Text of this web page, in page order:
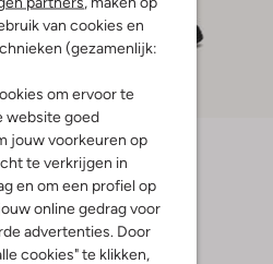
van cookies en
(gezamenlijk:
om ervoor te
website goed
jouw voorkeuren op
te verkrijgen in
en om een profiel op
online gedrag voor
advertenties. Door
cookies" te klikken,
-70%
Omoda
Overknee laarzen
€ 129,95 € 38,99